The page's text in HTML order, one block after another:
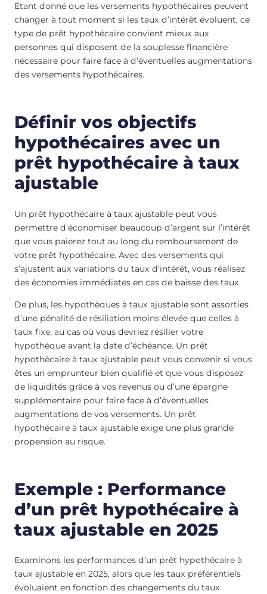
Étant donné que les versements hypothécaires peuvent
changer à tout moment si les taux d’intérêt évoluent, ce
type de prêt hypothécaire convient mieux aux
personnes qui disposent de la souplesse financière
nécessaire pour faire face à d’éventuelles augmentations
des versements hypothécaires.
Définir vos objectifs
hypothécaires avec un
prêt hypothécaire à taux
ajustable
Un prêt hypothécaire à taux ajustable peut vous
permettre d’économiser beaucoup d’argent sur l’intérêt
que vous paierez tout au long du remboursement de
votre prêt hypothécaire. Avec des versements qui
s’ajustent aux variations du taux d’intérêt, vous réalisez
des économies immédiates en cas de baisse des taux.
De plus, les hypothèques à taux ajustable sont assorties
d’une pénalité de résiliation moins élevée que celles à
taux fixe, au cas où vous devriez résilier votre
hypothèque avant la date d’échéance. Un prêt
hypothécaire à taux ajustable peut vous convenir si vous
êtes un emprunteur bien qualifié et que vous disposez
de liquidités grâce à vos revenus ou d’une épargne
supplémentaire pour faire face à d’éventuelles
augmentations de vos versements. Un prêt
hypothécaire à taux ajustable exige une plus grande
propension au risque.
Exemple : Performance
d’un prêt hypothécaire à
taux ajustable en 2025
Examinons les performances d’un prêt hypothécaire à
taux ajustable en 2025, alors que les taux préférentiels
évoluaient en fonction des changements du taux